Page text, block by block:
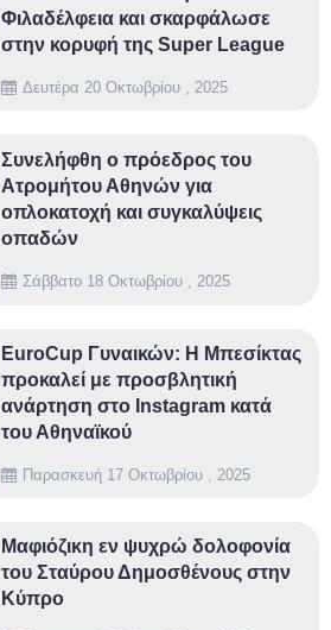
Δευτέρα 20 Οκτωβρίου , 2025
Φιλαδέλφεια και σκαρφάλωσε
στην κορυφή της Super League
Σάββατο 18 Οκτωβρίου , 2025
Συνελήφθη ο πρόεδρος του
Ατρομήτου Αθηνών για
οπλοκατοχή και συγκαλύψεις
οπαδών
Παρασκευή 17 Οκτωβρίου , 2025
EuroCup Γυναικών: Η Μπεσίκτας
προκαλεί με προσβλητική
ανάρτηση στο Instagram κατά
του Αθηναϊκού
Μαφιόζικη εν ψυχρώ δολοφονία
του Σταύρου Δημοσθένους στην
Κύπρο